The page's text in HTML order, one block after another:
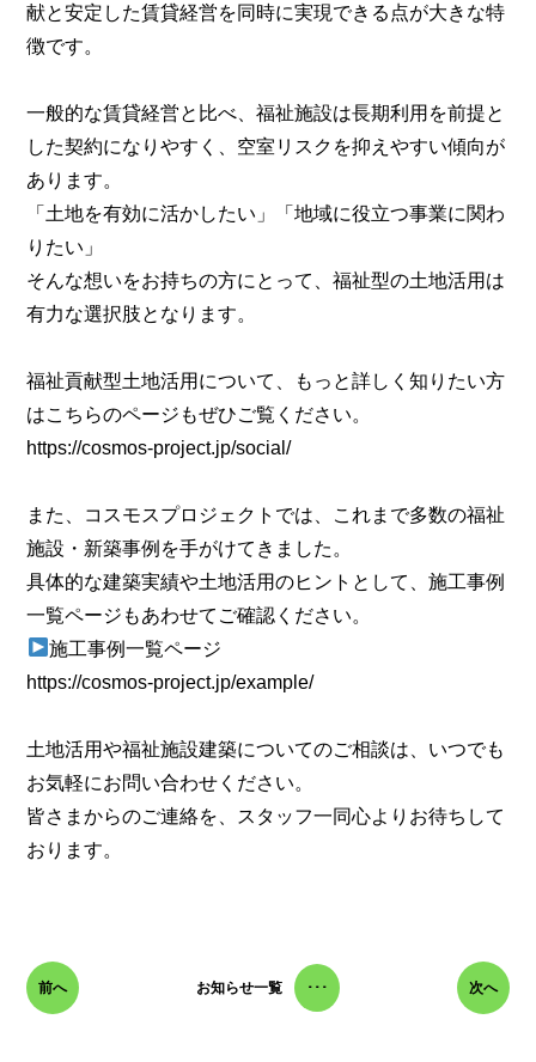
献と安定した賃貸経営を同時に実現できる点が大きな特
徴です。
一般的な賃貸経営と比べ、福祉施設は長期利用を前提と
した契約になりやすく、空室リスクを抑えやすい傾向が
あります。
「土地を有効に活かしたい」「地域に役立つ事業に関わ
りたい」
そんな想いをお持ちの方にとって、福祉型の土地活用は
有力な選択肢となります。
福祉貢献型土地活用について、もっと詳しく知りたい方
はこちらのページもぜひご覧ください。
https://cosmos-project.jp/social/
また、コスモスプロジェクトでは、これまで多数の福祉
施設・新築事例を手がけてきました。
具体的な建築実績や土地活用のヒントとして、施工事例
一覧ページもあわせてご確認ください。
施工事例一覧ページ
https://cosmos-project.jp/example/
土地活用や福祉施設建築についてのご相談は、いつでも
お気軽にお問い合わせください。
皆さまからのご連絡を、スタッフ一同心よりお待ちして
おります。
前へ お知らせ一覧 ･･･ 次へ